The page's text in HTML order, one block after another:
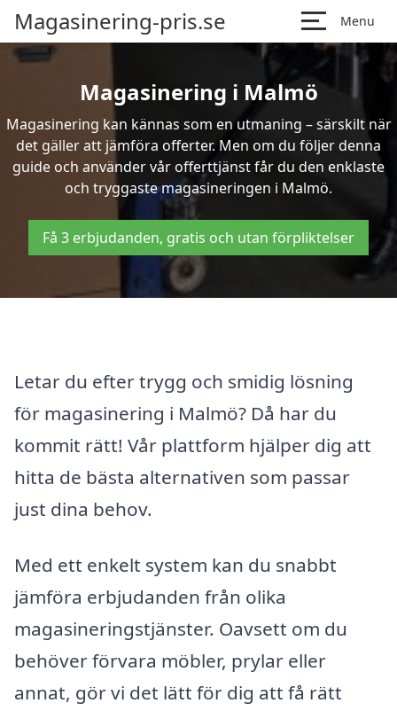
Magasinering-pris.se Menu
Magasinering i Malmö
Magasinering kan kännas som en utmaning – särskilt när
det gäller att jämföra offerter. Men om du följer denna
guide och använder vår offerttjänst får du den enklaste
och tryggaste magasineringen i Malmö.
Få 3 erbjudanden, gratis och utan förpliktelser
Letar du efter trygg och smidig lösning
för magasinering i Malmö? Då har du
kommit rätt! Vår plattform hjälper dig att
hitta de bästa alternativen som passar
just dina behov.
Med ett enkelt system kan du snabbt
jämföra erbjudanden från olika
magasineringstjänster. Oavsett om du
behöver förvara möbler, prylar eller
annat, gör vi det lätt för dig att få rätt